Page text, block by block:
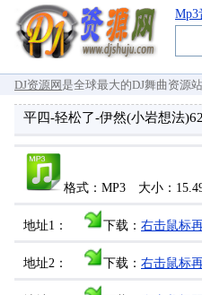
Mp3
DJ资源网 是全球最大的DJ舞曲资源
平四-轻松了-伊然(小岩想法
格式：MP3 大小：
地址1： 下载： 右击鼠标
地址2： 下载： 右击鼠标